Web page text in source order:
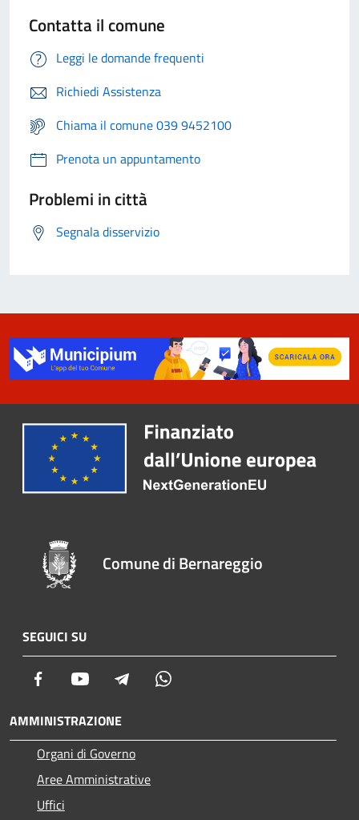
Contatta il comune
Leggi le domande frequenti
Richiedi Assistenza
Chiama il comune 039 9452100
Prenota un appuntamento
Problemi in città
Segnala disservizio
Comune di Bernareggio
SEGUICI SU
Facebook Youtube Telegram
AMMINISTRAZIONE
Organi di Governo
Aree Amministrative
Uffici